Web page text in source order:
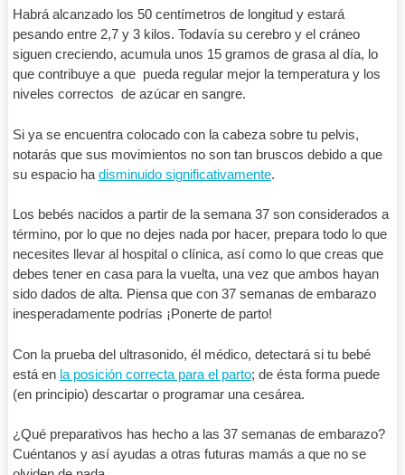
Habrá alcanzado los 50 centímetros de longitud y estará
pesando entre 2,7 y 3 kilos. Todavía su cerebro y el cráneo
siguen creciendo, acumula unos 15 gramos de grasa al día, lo
que contribuye a que pueda regular mejor la temperatura y los
niveles correctos de azúcar en sangre.
Si ya se encuentra colocado con la cabeza sobre tu pelvis,
notarás que sus movimientos no son tan bruscos debido a que
su espacio ha disminuido significativamente.
Los bebés nacidos a partir de la semana 37 son considerados a
término, por lo que no dejes nada por hacer, prepara todo lo que
necesites llevar al hospital o clínica, así como lo que creas que
debes tener en casa para la vuelta, una vez que ambos hayan
sido dados de alta. Piensa que con 37 semanas de embarazo
inesperadamente podrías ¡Ponerte de parto!
Con la prueba del ultrasonido, él médico, detectará si tu bebé
está en la posición correcta para el parto; de ésta forma puede
(en principio) descartar o programar una cesárea.
¿Qué preparativos has hecho a las 37 semanas de embarazo?
Cuéntanos y así ayudas a otras futuras mamás a que no se